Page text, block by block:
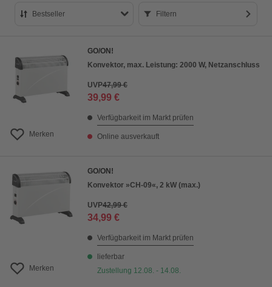
Bestseller
Preis aufsteigend
Preis absteigend
Filtern
Merken
GO/ON!
Konvektor, max. Leistung: 2000 W, Netzanschluss
UVP47,99 €
39,99 €
Verfügbarkeit im Markt prüfen
Online ausverkauft
Merken
GO/ON!
Konvektor »CH-09«, 2 kW (max.)
UVP42,99 €
34,99 €
Verfügbarkeit im Markt prüfen
lieferbar
Zustellung 12.08. - 14.08.